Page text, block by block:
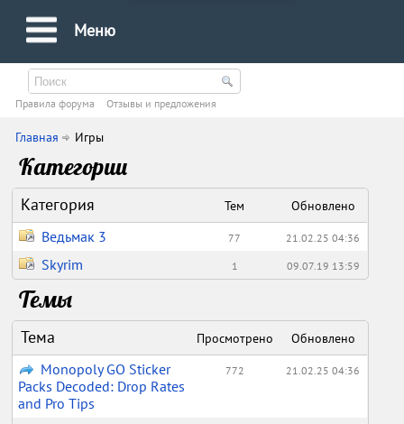
Меню
Правила форума Oтзывы и предложения
Главная Игры
Категории
Категория Тем Обновлено
Ведьмак 3 77 21.02.25 04:36
Skyrim 1 09.07.19 13:59
Темы
Тема Просмотрено Обновлено
Monopoly GO Sticker
Packs Decoded: Drop Rates
and Pro Tips
772 21.02.25 04:36